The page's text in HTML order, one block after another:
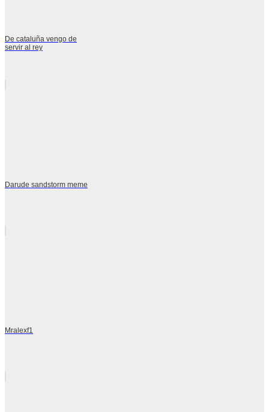
De cataluña vengo de
servir al rey
Darude sandstorm meme
Mralexf1